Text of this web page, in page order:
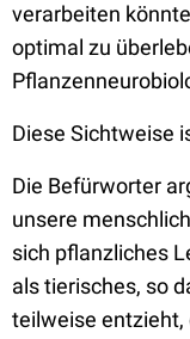
verarbeiten
optimal zu
Diese Sichtweise
Die Befürworter
unsere
sich pflanzliches
als tierisches, so
teilweise entzieht,